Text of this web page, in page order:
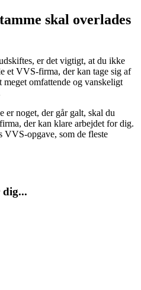
skal overlades
er det vigtigt, at du ikke
et VVS-firma, der kan tage sig af
meget omfattende og vanskeligt
noget, der går galt, skal du
der kan klare arbejdet for dig.
VVS-opgave, som de fleste